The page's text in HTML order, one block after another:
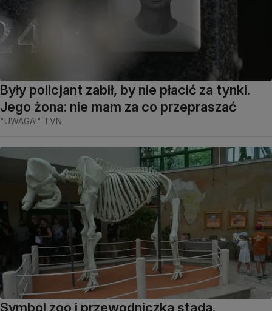
Były policjant zabił, by nie płacić za tynki.
Jego żona: nie mam za co przepraszać
"UWAGA!" TVN
Symbol zoo i przewodniczka stada.